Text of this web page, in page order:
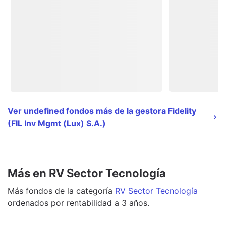
Ver undefined fondos más de la gestora Fidelity
(FIL Inv Mgmt (Lux) S.A.)
Más en RV Sector Tecnología
Más fondos de la categoría RV Sector Tecnología
ordenados por rentabilidad a 3 años.